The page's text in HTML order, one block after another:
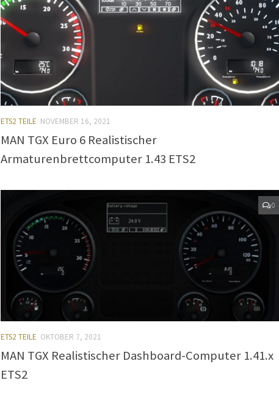
ETS2 TEILE NOVEMBER 16, 2021
MAN TGX Euro 6 Realistischer
Armaturenbrettcomputer 1.43 ETS2
0
ETS2 TEILE OKTOBER 7, 2021
MAN TGX Realistischer Dashboard-Computer 1.41.x
ETS2